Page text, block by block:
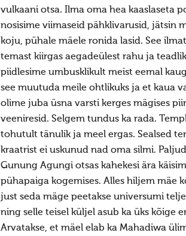
vulkaani otsa. Ilma oma hea kaaslaseta
nosisime viimaseid pähklivarusid, jätsin
koju, pühale mäele ronida lasid. See
temast kiirgas aegadeülest rahu ja
piidlesime umbusklikult meist eemal
see muutuda meile ohtlikuks ja et kaua
olime juba üsna varsti kerges mägises
veeniresid. Selgem tundus ka rada.
tohutult tänulik ja meel ergas. Sealsed
kraatrist ei uskunud nad oma silmi.
Gunung Agungi otsas kahekesi ära
pühapaiga kogemises. Alles hiljem mäe
just seda mäge peetakse universumi
ning selle teisel küljel asub ka üks kõige
Arvatakse, et mäel elab ka Mahadiwa